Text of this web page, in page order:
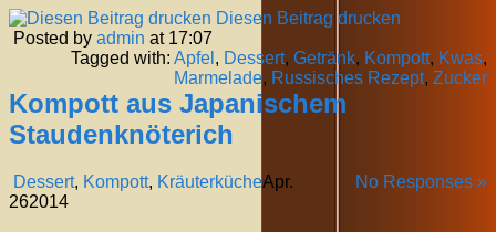
Diesen Beitrag drucken
Posted by admin at 17:07
Tagged with: Apfel , Dessert, Getränk, Kompott, Kwas,
Marmelade, Russisches Rezept, Zucker
Kompott aus Japanischem
Staudenknöterich
Dessert, Kompott, Kräuterküche No Responses »
Apr.
262014